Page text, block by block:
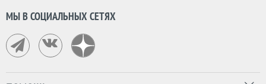
МЫ В СОЦИАЛЬНЫХ СЕТЯХ